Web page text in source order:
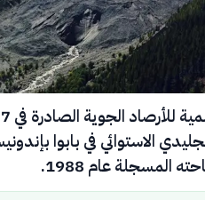
تشير تقديرات المنظمة العالمية للأرصاد الجوية الصادرة في 7
الاستوائي في بابوا بإندونيسيا